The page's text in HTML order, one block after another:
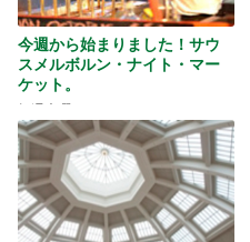
今週から始まりました！サウ
スメルボルン・ナイト・マー
ケット。
毎週木曜のおしゃれなナイト・マー
ケット！